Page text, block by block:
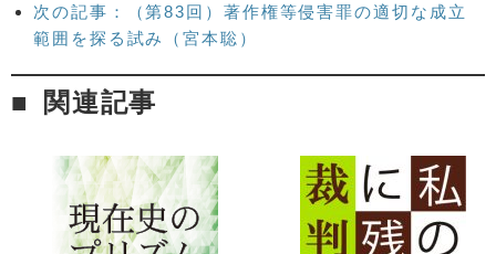
次の記事：（第83回）著作権等侵害罪の適切な成立
範囲を探る試み（宮本聡）
関連記事